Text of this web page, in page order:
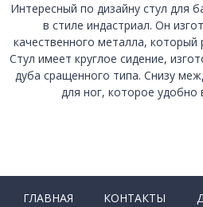
Интересный по дизайну стул для
в стиле индастриал. Он
качественного металла, который
Стул имеет круглое сидение,
дуба сращенного типа. Снизу
для ног, которое удобно
ГЛАВНАЯ КОНТАКТЫ